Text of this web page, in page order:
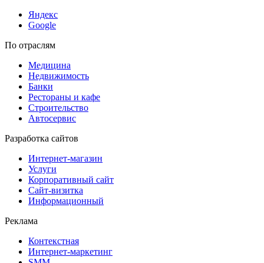
Яндекс
Google
По отраслям
Медицина
Недвижимость
Банки
Рестораны и кафе
Строительство
Автосервис
Разработка сайтов
Интернет-магазин
Услуги
Корпоративный сайт
Сайт-визитка
Информационный
Реклама
Контекстная
Интернет-маркетинг